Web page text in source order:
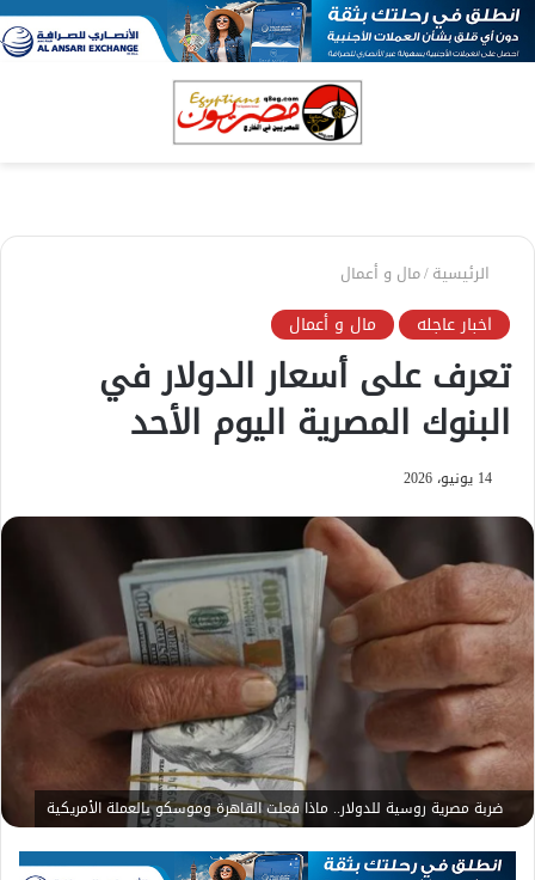
الرئيسية/مال و أعمال
اخبار عاجله مال و أعمال
تعرف على أسعار الدولار في
البنوك المصرية اليوم الأحد
14 يونيو، 2026
ضربة مصرية روسية للدولار.. ماذا فعلت القاهرة وموسكو بالعملة الأمريكية